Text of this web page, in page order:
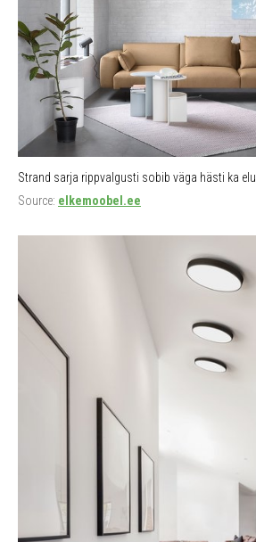
Strand sarja rippvalgusti sobib väga hästi ka
Source: elkemoobel.ee